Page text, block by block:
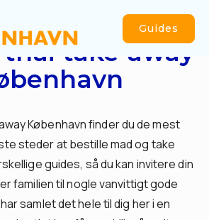
Guides
23, 2023 afTake Away København
take away
København finder du de mest
steder at bestille mad og take
guides, så du kan invitere din
familien til nogle vanvittigt gode
samlet det hele til dig her i en